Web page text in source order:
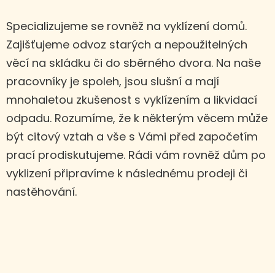
Specializujeme se rovněž na vyklízení domů.
Zajišťujeme odvoz starých a nepoužitelných
věcí na skládku či do sběrného dvora. Na naše
pracovníky je spoleh, jsou slušní a mají
mnohaletou zkušenost s vyklízením a likvidací
odpadu. Rozumíme, že k některým věcem může
být citový vztah a vše s Vámi před započetím
prací prodiskutujeme. Rádi vám rovněž dům po
vyklizení připravíme k následnému prodeji či
nastěhování.